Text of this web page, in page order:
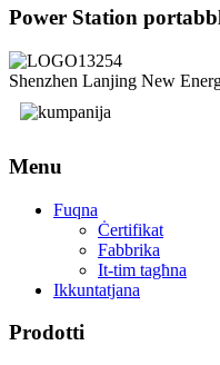
Power Station
Shenzhen Lanjing New
Menu
Fuqna
Ċertifikat
Fabbrika
It-tim tagħna
Ikkuntatjana
Prodotti